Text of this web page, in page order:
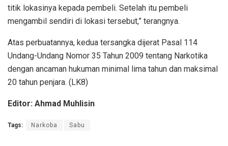
titik lokasinya kepada pembeli. Setelah itu pembeli
mengambil sendiri di lokasi tersebut,” terangnya.
Atas perbuatannya, kedua tersangka dijerat Pasal 114
Undang-Undang Nomor 35 Tahun 2009 tentang Narkotika
dengan ancaman hukuman minimal lima tahun dan maksimal
20 tahun penjara. (LK8)
Editor: Ahmad Muhlisin
Tags: Narkoba Sabu